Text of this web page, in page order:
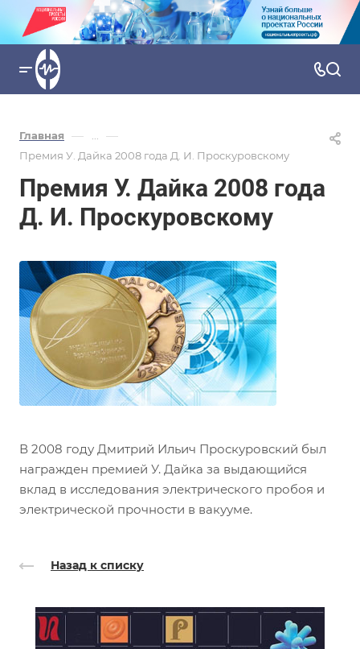
Главная — ... —
Премия У. Дайка 2008 года Д. И. Проскуровскому
Премия У. Дайка 2008 года
Д. И. Проскуровскому
В 2008 году Дмитрий Ильич Проскуровский был
награжден премией У. Дайка за выдающийся
вклад в исследования электрического пробоя и
электрической прочности в вакууме.
Назад к списку